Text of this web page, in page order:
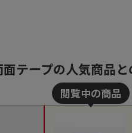
テープの人気商品